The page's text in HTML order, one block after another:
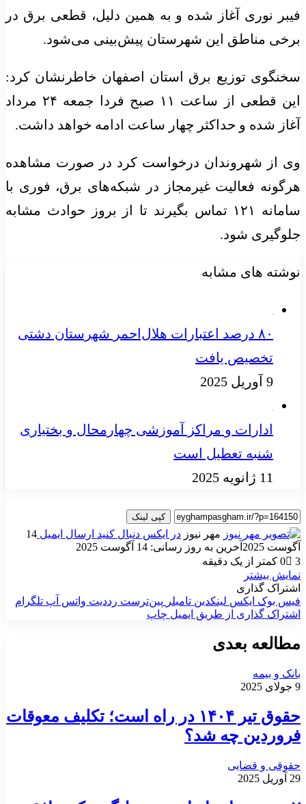
فیبر نوری آغاز شده و به همین دلیل، قطعی برق در
برخی مناطق این شهرستان پیش‌بینی می‌شود.
سخنگوی توزیع برق استان اصفهان خاطرنشان کرد:
این قطعی از ساعت ۱۱ صبح فردا جمعه ۲۴ مرداد
آغاز شده و حداکثر چهار ساعت ادامه خواهد داشت.
وی از شهروندان درخواست کرد در صورت مشاهده
هرگونه فعالیت غیرمجاز در شبکه‌های برق، فوری با
سامانه ۱۲۱ تماس بگیرند تا از بروز حوادث مشابه
جلوگیری شود.
نوشته های مشابه
۸۰ درصد اعتبارات هلال‌احمر شهرستان دشتی
تخصیص یافت
9 آوریل 2025
ادارات و مراکز آموزشی چهارمحال‌ و بختیاری
شنبه تعطیل است
11 ژانویه 2025
کپی لینک
مهر نیوز در ایکس دنبال کنید ارسال ایمیل 14
آگوست 2025
آخرین به روز رسانی: 14 آگوست 2025
0
3
کمتر از یک دقیقه
نمایش بیشتر
اشتراک گذاری
فیس بوک ایکس لینکدین ‫تامبلر ‫پین‌ترست ‫رددیت واتس آپ تلگرام
اشتراک گذاری از طریق ایمیل چاپ
مطالعه بعدی
بانک و بیمه
9 جولای 2025
حقوق تیر ۱۴۰۴ در راه است؛ تکلیف معوقات
فروردین چه شد؟
حقوقی و قضایی
29 آوریل 2025